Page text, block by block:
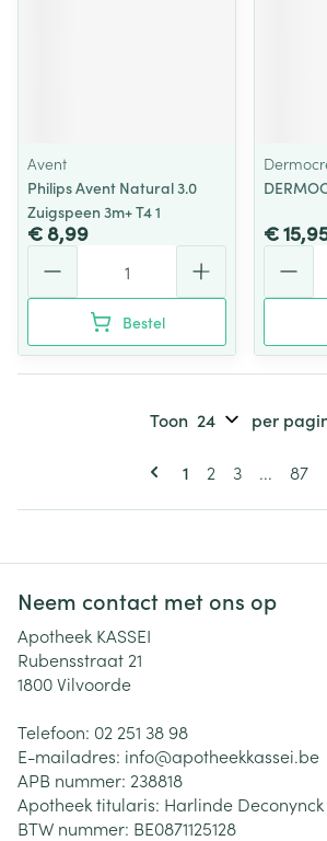
Avent
Philips Avent Natural 3.0
Zuigspeen 3m+ T4 1
€ 8,99
Bestel
€
Pagina's
U lees momenteel
1 Pagina
2 Pagina
3 ... 87
Toon per
Neem contact met ons op
Apotheek KASSEI
Rubensstraat 21
1800Vilvoorde
Telefoon: 02 251 38 98
E-mailadres: info@apotheekkassei.be
APB nummer: 238818
Apotheek titularis: Harlinde Deconynck
BTW nummer: BE0871125128